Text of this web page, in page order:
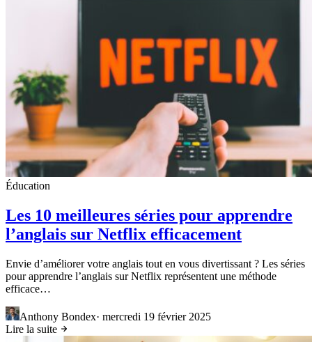
Éducation
Les 10 meilleures séries pour apprendre
l’anglais sur Netflix efficacement
Envie d’améliorer votre anglais tout en vous divertissant ? Les séries
pour apprendre l’anglais sur Netflix représentent une méthode
efficace…
Anthony Bondex· mercredi 19 février 2025
Lire la suite